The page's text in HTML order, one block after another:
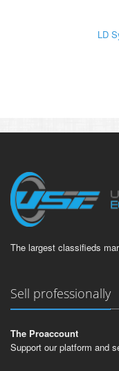
LD
The largest classifieds
Sell professionally
The Proaccount
Support our platform and